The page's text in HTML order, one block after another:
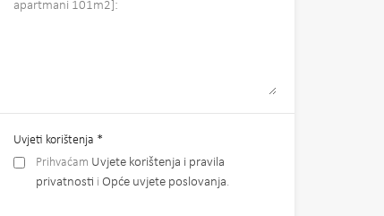
Uvjeti korištenja *
Prihvaćam Uvjete korištenja i pravila
privatnosti i Opće uvjete poslovanja.